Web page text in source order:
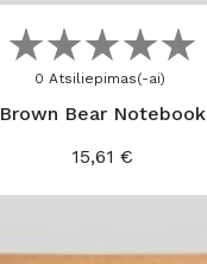
0 Atsiliepimas(-ai)
Brown Bear Notebook
Kaina
15,61 €